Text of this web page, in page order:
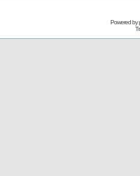
Powered by